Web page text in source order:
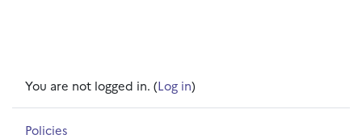
You are not logged in. (Log in)
Policies